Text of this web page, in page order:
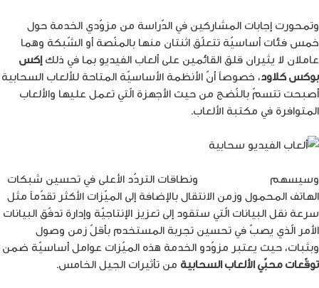
وتمحورت إجابات المشاركين في الدّراسة من مزوّدي الخدمة حول
خمس فئات أساسيّة تتعلّق اثنتان منها بالمنّصة أو الشّبكة وهما
عاملان لا يثيران قلق القائمين على ألعاب الفيديو بما في ذلكإكس
بوكس كلاود، خصوصاً أنّ الأنظمة الأساسيّة المتاحة للألعاب السحابية
أصبحت تتسمّ بالنّضج من حيث الأجهزة الّتي تعمل عليها والألعاب
المتوافرة في مكتبة الألعاب.
وسيسهم
ونطاقات التردّد الأعلى في تحسين شبكات
الهاتف المحمول وزمن الانتقال بالإضافة إلى الميّزات الأكثر تقدّماً مثل
سرعة نقل البيانات الّتي ستقود إلى تعزيز الإنتاجيّة وإدارة تدفّق البيانات
الأمر الّذي يصبّ في تحسين تجربة المستخدم بأقلّ زمن وصول
وبثبات، حيث يعتبر مزوّدو الخدمة هذه الميّزات عوامل أساسيّة ضمن
توقّعات محبّي الألعاب السحابية من تأثيرات الجيل الخامس.